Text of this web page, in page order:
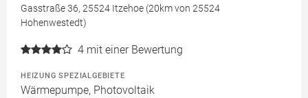
Gasstraße 36, 25524 Itzehoe (20km von 25524
Hohenwestedt)
4 mit einer Bewertung
HEIZUNG SPEZIALGEBIETE
Wärmepumpe, Photovoltaik